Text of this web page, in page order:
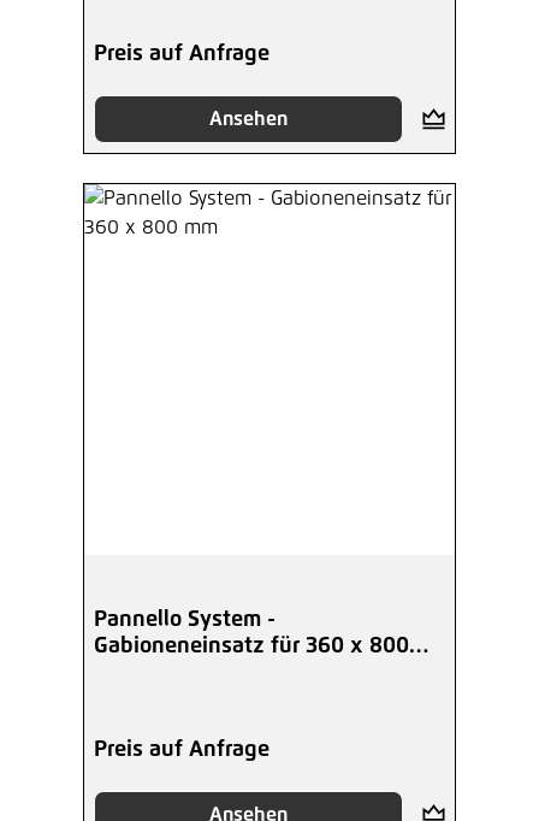
Preis auf Anfrage
Ansehen
Pannello System -
Gabioneneinsatz für 360 x 800
Preis auf Anfrage
Ansehen